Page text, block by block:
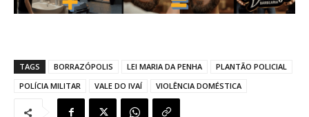
TAGS BORRAZÓPOLIS LEI MARIA DA PENHA
PLANTÃO POLICIAL
POLÍCIA MILITAR
VALE DO IVAÍ VIOLÊNCIA DOMÉSTICA